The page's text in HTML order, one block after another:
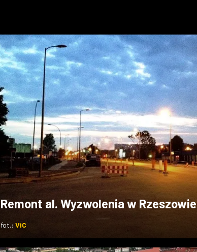
Remont al. Wyzwolenia w Rzeszowie
fot.: ViC